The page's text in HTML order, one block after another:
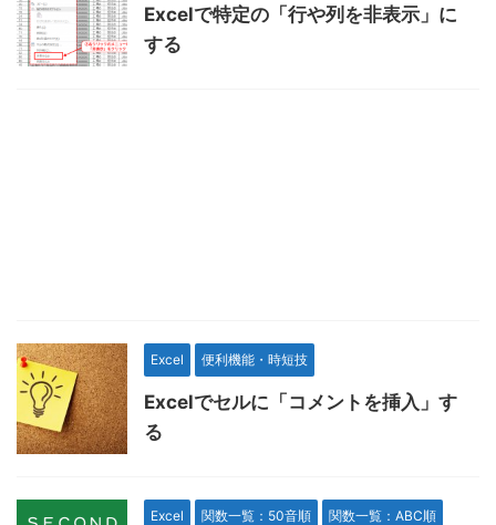
Excelで特定の「行や列を非表示」に
する
Excel 便利機能・時短技
Excelでセルに「コメントを挿入」す
る
Excel 関数一覧：50音順 関数一覧：ABC順